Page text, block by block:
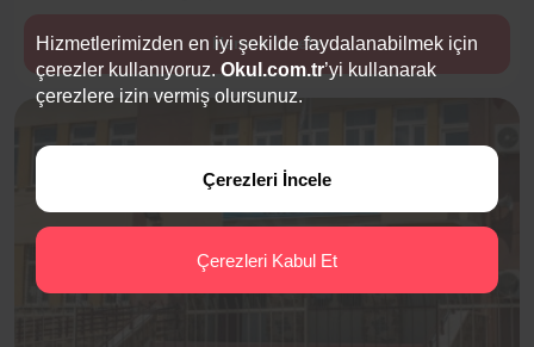
Hemen İncele
Hizmetlerimizden en iyi şekilde faydalanabilmek için
çerezler kullanıyoruz. Okul.com.tr’yi kullanarak
çerezlere izin vermiş olursunuz.
Çerezleri İncele
Çerezleri Kabul Et